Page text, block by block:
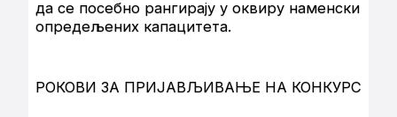
да се посебно рангирају у оквиру наменски
опредељених капацитета.
РОКОВИ ЗА ПРИЈАВЉИВАЊЕ НА КОНКУРС